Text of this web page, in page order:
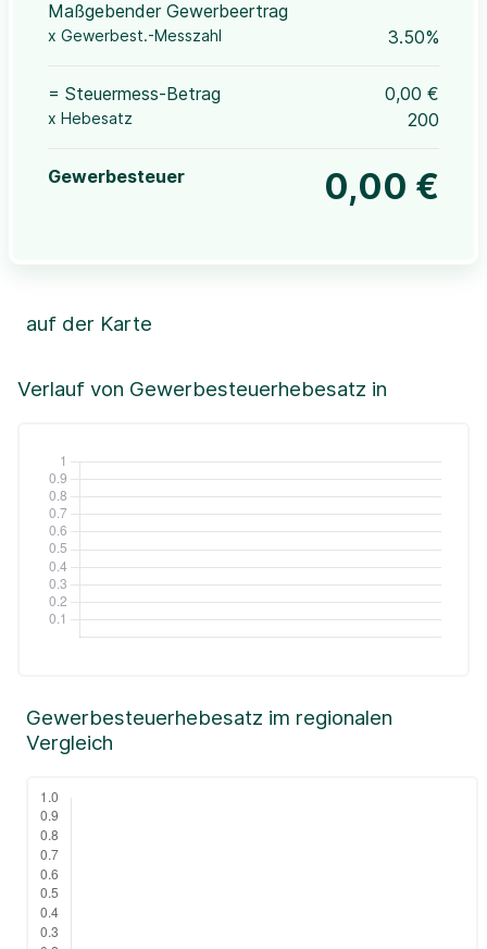
Maßgebender Gewerbeertrag
x Gewerbest.-Messzahl 3.50%
= Steuermess-Betrag 0,00 €
x Hebesatz 200
Gewerbesteuer 0,00 €
Verlauf von Gewerbesteuerhebesatz in
auf der Karte
+
Leaflet|©OpenStreetMap, ©CartoDB,
Gewerbesteuerhebesatz im regionalen
Vergleich